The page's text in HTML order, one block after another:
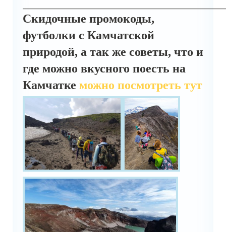
Скидочные промокоды,
футболки с Камчатской
природой, а так же советы, что и
где можно вкусного поесть на
Камчатке можно посмотреть тут